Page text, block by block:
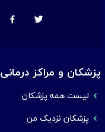
پزشکان و مراکز درمانی
لیست همه پزشکان
پزشکان نزدیک من